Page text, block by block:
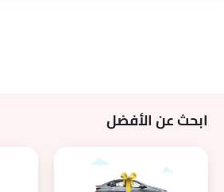
ابحث عن الأفضل